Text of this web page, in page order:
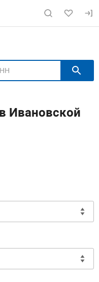
fishretail.ru
Ивановской